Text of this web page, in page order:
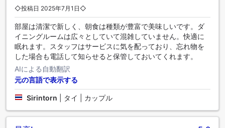
◇投稿日 2025年7月1日◇
部屋は清潔で新しく、朝食は種類が豊富で美味しいです。ダ
イニングルームは広々としていて混雑していません。快適に
眠れます。スタッフはサービスに気を配っており、忘れ物を
した場合も電話して知らせると保管しておいてくれます。
AIによる自動翻訳
元の言語で表示する
Sirintorn タイ | カップル